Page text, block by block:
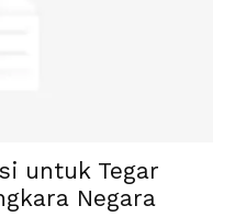
untuk Tegar
Negara